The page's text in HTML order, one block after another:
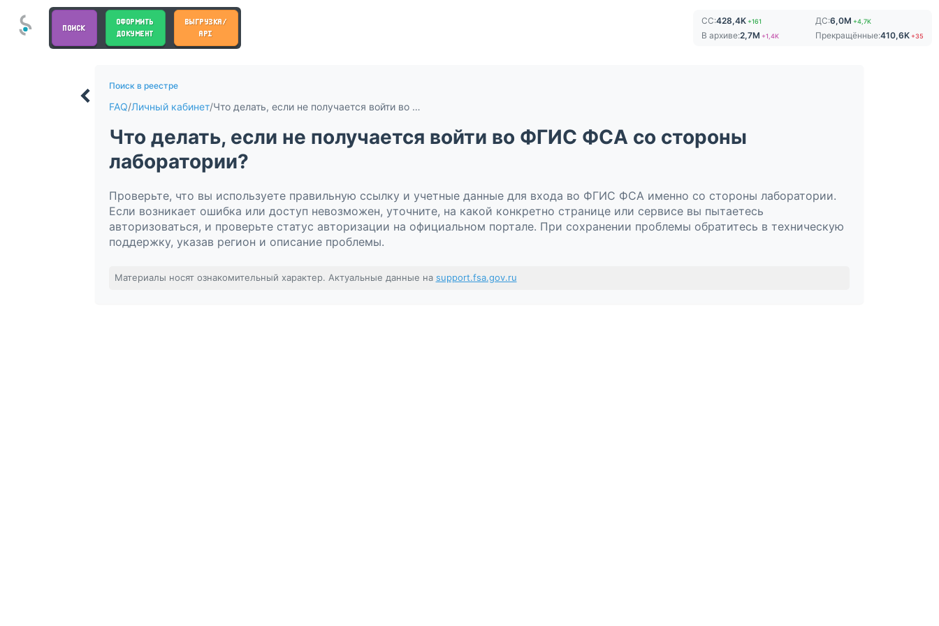
ПОИСК
ОФОРМИТЬ
ДОКУМЕНТ
ВЫГРУЗКА/
API
СС:428,4K+161 ДС:6,0M +4,7K
В архиве:2,7M +1,4K Прекращённые:410,6K +35
Поиск в реестре
FAQ/Личный кабинет/ Что делать, если не получается войти во ФГИС ФСА со стороны лаборатории?
Что делать, если не получается войти во ФГИС ФСА со стороны
лаборатории?
Проверьте, что вы используете правильную ссылку и учетные данные для входа во ФГИС ФСА именно со стороны лаборатории.
Если возникает ошибка или доступ невозможен, уточните, на какой конкретно странице или сервисе вы пытаетесь
авторизоваться, и проверьте статус авторизации на официальном портале. При сохранении проблемы обратитесь в техническую
поддержку, указав регион и описание проблемы.
Материалы носят ознакомительный характер. Актуальные данные на support.fsa.gov.ru